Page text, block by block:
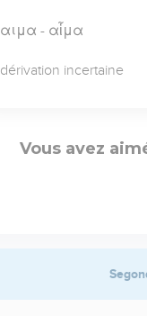
αιμα - αἷμα
dérivation incertaine
Vous avez